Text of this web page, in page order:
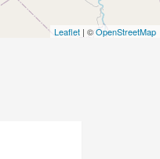
Leaflet | ©OpenStreetMap